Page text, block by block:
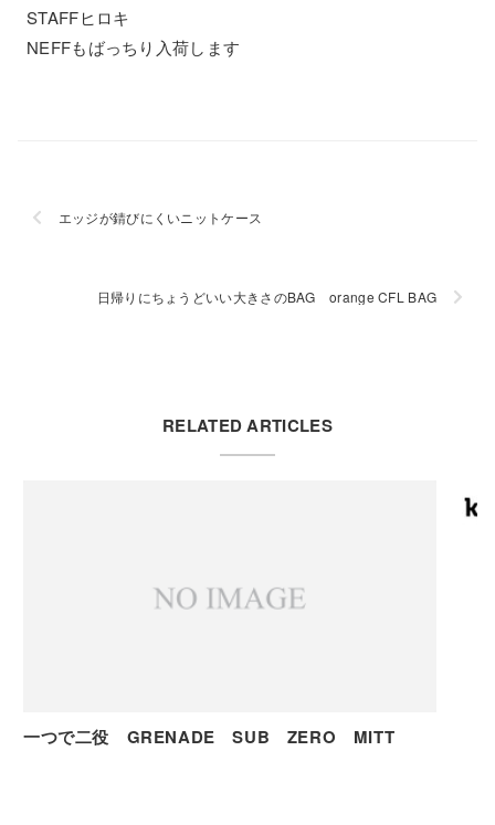
STAFFヒロキ
NEFFもばっちり入荷します
エッジが錆びにくいニットケース
日帰りにちょうどいい大きさのBAG orange CFL BAG
RELATED ARTICLES
一つで二役 GRENADE SUB ZERO MITT